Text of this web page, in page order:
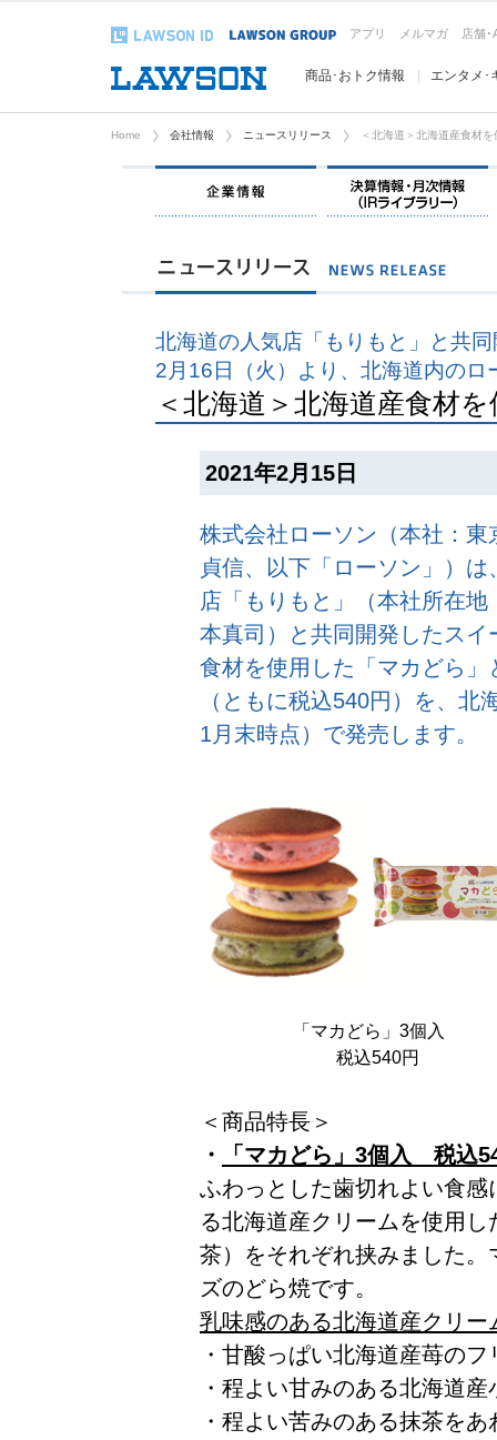
アプリ メルマガ 店舗･
商品･おトク情報 エンタメ･
Home 会社情報 ニュースリリース ＜北海道＞北海道産食材
企業情報
北海道の人気店「もりもと」と共
2月16日（火）より、北海道内のロ
＜北海道＞北海道産食材
2021年2月15日
株式会社ローソン（本社：
貞信、以下「ローソン」）
店「もりもと」（本社所在
本真司）と共同開発したス
食材を使用した「マカどら
（ともに税込540円）を、
1月末時点）で発売します。
「マカどら」3個入
税込540円
＜商品特長＞
・
「マカどら」3個入 税込
ふわっとした歯切れよい食
る北海道産クリームを使用
茶）をそれぞれ挟みました
ズのどら焼です。
乳味感のある北海道産クリ
・甘酸っぱい北海道産苺の
・程よい甘みのある北海道
・程よい苦みのある抹茶を